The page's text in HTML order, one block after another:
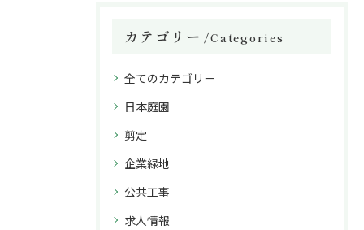
カテゴリー Categories
全てのカテゴリー
日本庭園
剪定
企業緑地
公共工事
求人情報